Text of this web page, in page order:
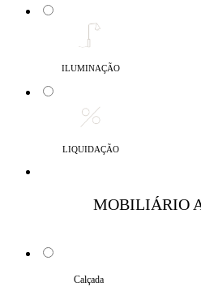
ILUMINAÇÃO
LIQUIDAÇÃO
MOBILIÁRIO
Calçada